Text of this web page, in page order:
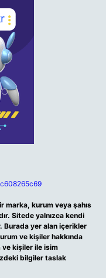
marka, kurum veya şahıs
Sitede yalnızca kendi
Burada yer alan içerikler
ve kişiler hakkında
ve kişiler ile isim
bilgiler taslak